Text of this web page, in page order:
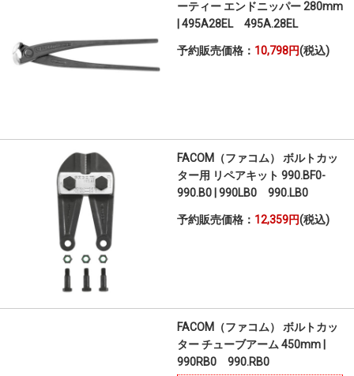
ーティー エンドニッパー 280mm
| 495A28EL 495A.28EL
予約販売価格： 10,798円(税込)
FACOM（ファコム） ボルトカッ
ター用 リペアキット 990.BF0-
990.B0 | 990LB0 990.LB0
予約販売価格： 12,359円(税込)
FACOM（ファコム） ボルトカッ
ター チューブアーム 450mm |
990RB0 990.RB0